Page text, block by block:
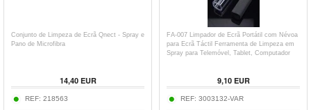
Conjunto de Limpeza de Ecrã Qnect - Spray e
Pano de Microfibra
14,40EUR
REF: 218563
FA-007 Limpador de Ecrã Portátil com Névoa
para Ecrã Táctil Ferramenta de Limpeza em
Spray para Telemóvel, Tablet, Computador
9,10EUR
REF: 3003132-VAR